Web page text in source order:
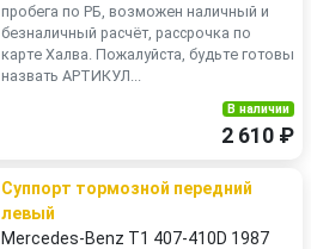
пробега по РБ, возможен наличный и
безналичный расчёт, рассрочка по
карте Халва. Пожалуйста, будьте готовы
назвать АРТИКУЛ...
В наличии
2 610 ₽
Суппорт тормозной передний
левый
Mercedes-Benz T1 407-410D 1987